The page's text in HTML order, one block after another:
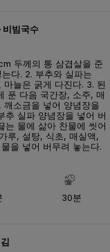
비빔국수
두께의 통 삼겹살을 준
다. 2. 부추와 실파는
늘은 굵게 다진다. 3. 된
푼 다음 국간장, 소주, 매
깨소금을 넣어 양념장을
추 실파 양념장을 넣어 버
는 물에 삶아 찬물에 씻어
루, 설탕, 식초, 매실액,
을 넣어 버무려 놓는다.
30분